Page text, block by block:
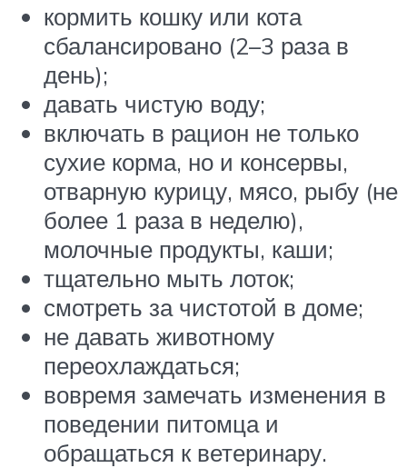
кормить кошку или кота
сбалансировано (2–3 раза в
день);
давать чистую воду;
включать в рацион не только
сухие корма, но и консервы,
отварную курицу, мясо, рыбу (не
более 1 раза в неделю),
молочные продукты, каши;
тщательно мыть лоток;
смотреть за чистотой в доме;
не давать животному
переохлаждаться;
вовремя замечать изменения в
поведении питомца и
обращаться к ветеринару.